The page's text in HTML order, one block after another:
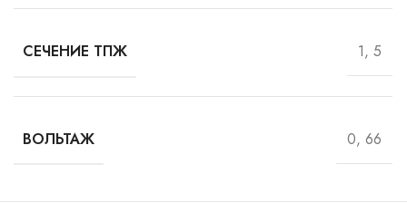
СЕЧЕНИЕ ТПЖ 1, 5
ВОЛЬТАЖ 0, 66